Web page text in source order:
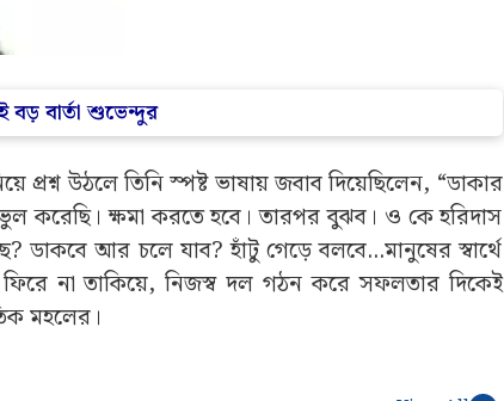
বড় বার্তা শুভেন্দুর
উঠলে তিনি স্পষ্ট ভাষায় জবাব দিয়েছিলেন, “ডাকার
করেছি। ক্ষমা করতে হবে। তারপর বুঝব। ও কে হরিদাস
আর চলে যাব? হাঁটু গেড়ে বলবে…মানুষের স্বার্থে
না তাকিয়ে, নিজস্ব দল গঠন করে সফলতার দিকেই
মহলের।